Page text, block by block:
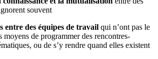
souvent
entre des équipes de travail qui n’ont pas le
moyens de programmer des rencontres-
ou de s’y rendre quand elles existent